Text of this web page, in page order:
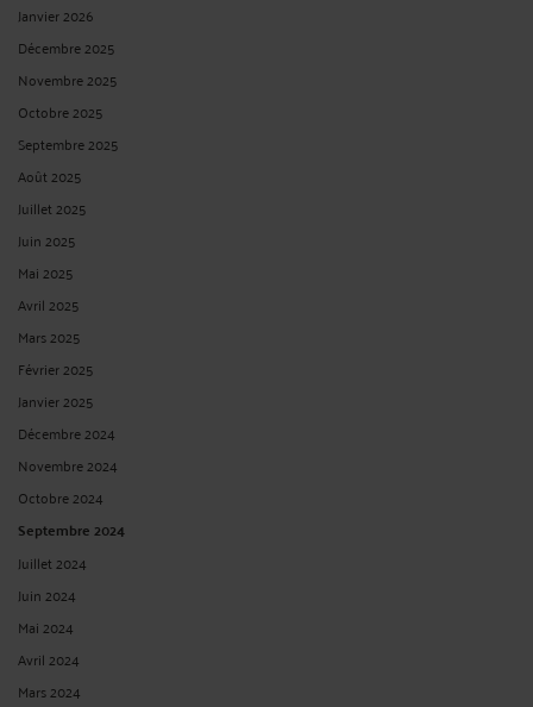
Janvier 2026
Décembre 2025
Novembre 2025
Octobre 2025
Septembre 2025
Août 2025
Juillet 2025
Juin 2025
Mai 2025
Avril 2025
Mars 2025
Février 2025
Janvier 2025
Décembre 2024
Novembre 2024
Octobre 2024
Septembre 2024
Juillet 2024
Juin 2024
Mai 2024
Avril 2024
Mars 2024